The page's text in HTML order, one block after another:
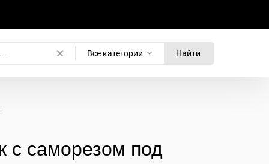
Все категории Найти
с саморезом под